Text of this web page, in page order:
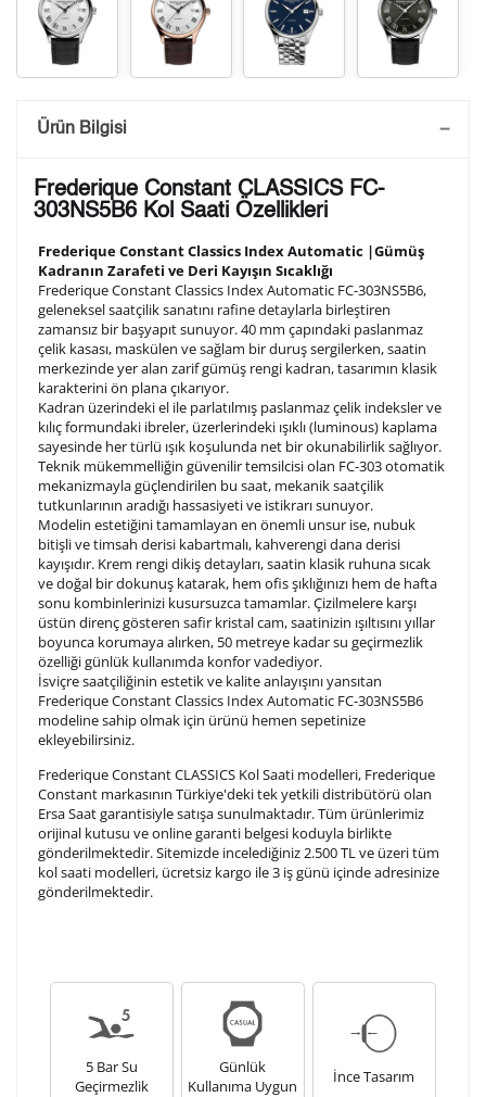
Saatini Kişiselleştir
arka kapağına gravür tekniği ile formda belirtmiş
olduğunuz şekilde işlenecektir.
1. Satır
10
2. Satır
10 / 10
3. Satır
10/ 10
Lütfen font seçiniz
Ön İzleme Kişiselleştir Vazgeç
Kişiselleştirilmiş ürünlerin teslim süresi gravür işleme
sebebi ile 1-2 iş günü uzamaktadır. Gravür İşlemi
tamamlandıktan sonra siparişiniz kargoya verilecektir.
Kişiselleştirilmiş
ürünlerde
iade ve değişim
Ürün Bilgisi
Frederique Constant CLASSICS FC-
303NS5B6 Kol Saati Özellikleri
Frederique Constant Classics Index Automatic |Gümüş
Kadranın Zarafeti ve Deri Kayışın Sıcaklığı
Frederique Constant Classics Index Automatic FC-303NS5B6,
geleneksel saatçilik sanatını rafine detaylarla birleştiren
zamansız bir başyapıt sunuyor. 40 mm çapındaki paslanmaz
çelik kasası, maskülen ve sağlam bir duruş sergilerken, saatin
merkezinde yer alan zarif gümüş rengi kadran, tasarımın klasik
karakterini ön plana çıkarıyor.
Kadran üzerindeki el ile parlatılmış paslanmaz çelik indeksler ve
kılıç formundaki ibreler, üzerlerindeki ışıklı (luminous) kaplama
sayesinde her türlü ışık koşulunda net bir okunabilirlik sağlıyor.
Teknik mükemmelliğin güvenilir temsilcisi olan FC-303 otomatik
mekanizmayla güçlendirilen bu saat, mekanik saatçilik
tutkunlarının aradığı hassasiyeti ve istikrarı sunuyor.
Modelin estetiğini tamamlayan en önemli unsur ise, nubuk
bitişli ve timsah derisi kabartmalı, kahverengi dana derisi
kayışıdır. Krem rengi dikiş detayları, saatin klasik ruhuna sıcak
ve doğal bir dokunuş katarak, hem ofis şıklığınızı hem de hafta
sonu kombinlerinizi kusursuzca tamamlar. Çizilmelere karşı
üstün direnç gösteren safir kristal cam, saatinizin ışıltısını yıllar
boyunca korumaya alırken, 50 metreye kadar su geçirmezlik
özelliği günlük kullanımda konfor vadediyor.
İsviçre saatçiliğinin estetik ve kalite anlayışını yansıtan
Frederique Constant Classics Index Automatic FC-303NS5B6
modeline sahip olmak için ürünü hemen sepetinize
ekleyebilirsiniz.
Frederique Constant CLASSICS Kol Saati modelleri, Frederique
Constant markasının Türkiye'deki tek yetkili distribütörü olan
Ersa Saat garantisiyle satışa sunulmaktadır. Tüm ürünlerimiz
orijinal kutusu ve online garanti belgesi koduyla birlikte
gönderilmektedir. Sitemizde incelediğiniz 2.500 TL ve üzeri tüm
kol saati modelleri, ücretsiz kargo ile 3 iş günü içinde adresinize
gönderilmektedir.
5 Bar Su
Geçirmezlik
Günlük
Kullanıma Uygun
İnce Tasarım